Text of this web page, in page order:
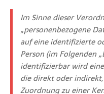
Im Sinne dieser
„personenbezogene
auf eine identifizierte
Person (im Folgenden
identifizierbar wird
die direkt oder
Zuordnung zu einer